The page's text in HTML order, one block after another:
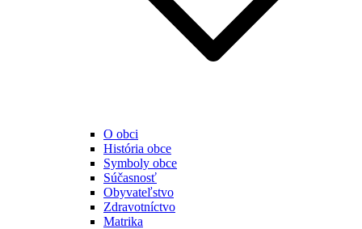
O obci
História obce
Symboly obce
Súčasnosť
Obyvateľstvo
Zdravotníctvo
Matrika